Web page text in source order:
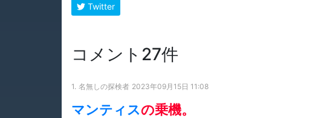
Twitter
コメント27件
1. 名無しの探検者 2023年09月15日 11:08
マンティスの乗機。